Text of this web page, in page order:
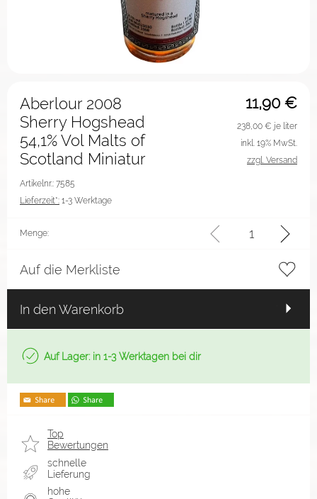
11,90 €
Aberlour 2008
Sherry Hogshead
54,1% Vol Malts of
Scotland Miniatur
Artikelnr.: 7585
Lieferzeit*: 1-3 Werktage
238,00 € je liter
inkl. 19% MwSt.
zzgl. Versand
Menge:
Auf die Merkliste
In den Warenkorb
Auf Lager: in 1-3 Werktagen bei dir
Top
Bewertungen
schnelle
Lieferung
hohe